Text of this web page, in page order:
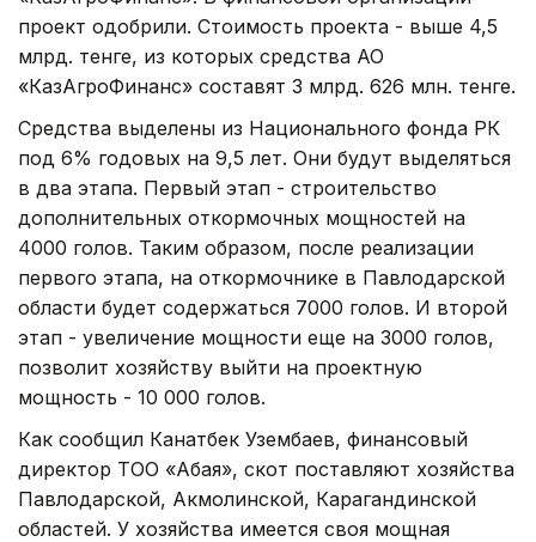
проект одобрили. Стоимость проекта - выше 4,5
млрд. тенге, из которых средства АО
«КазАгроФинанс» составят 3 млрд. 626 млн. тенге.
Средства выделены из Национального фонда РК
под 6% годовых на 9,5 лет. Они будут выделяться
в два этапа. Первый этап - строительство
дополнительных откормочных мощностей на
4000 голов. Таким образом, после реализации
первого этапа, на откормочнике в Павлодарской
области будет содержаться 7000 голов. И второй
этап - увеличение мощности еще на 3000 голов,
позволит хозяйству выйти на проектную
мощность - 10 000 голов.
Как сообщил Канатбек Узембаев, финансовый
директор ТОО «Абая», скот поставляют хозяйства
Павлодарской, Акмолинской, Карагандинской
областей. У хозяйства имеется своя мощная